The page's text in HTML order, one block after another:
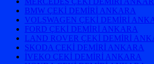
BMW ÇEKİ DEMİRİ ANKARA
VOLSWAGEN ÇEKİ DEMİRİ
FORD ÇEKİ DEMİRİ ANKARA
LAND ROVER ÇEKİ DEMİRİ
SKODA ÇEKİ DEMİRİ ANKARA
İVEKO ÇEKİ DEMİRİ ANKARA